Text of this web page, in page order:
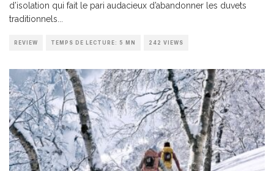
d’isolation qui fait le pari audacieux d’abandonner les duvets
traditionnels...
REVIEW TEMPS DE LECTURE: 5 MN 242 VIEWS